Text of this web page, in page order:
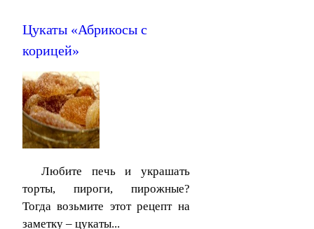
Цукаты «Абрикосы с
корицей»
Любите печь и украшать
торты, пироги, пирожные?
Тогда возьмите этот рецепт на
заметку – цукаты...